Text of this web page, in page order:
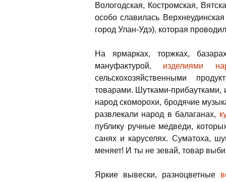
Вологодская, Костромская,
особо славилась
город Улан-Удэ), которая
На ярмарках, торжках,
мануфактурой, изделиями
сельскохозяйственными
товарами. Шутками-прибаутками,
народ скоморохи, бродячие
развлекали народ в балаганах,
публику ручные медведи,
санях и каруселях. Суматоха,
меняет! И ты не зевай, товар
Яркие вывески, разноцветные